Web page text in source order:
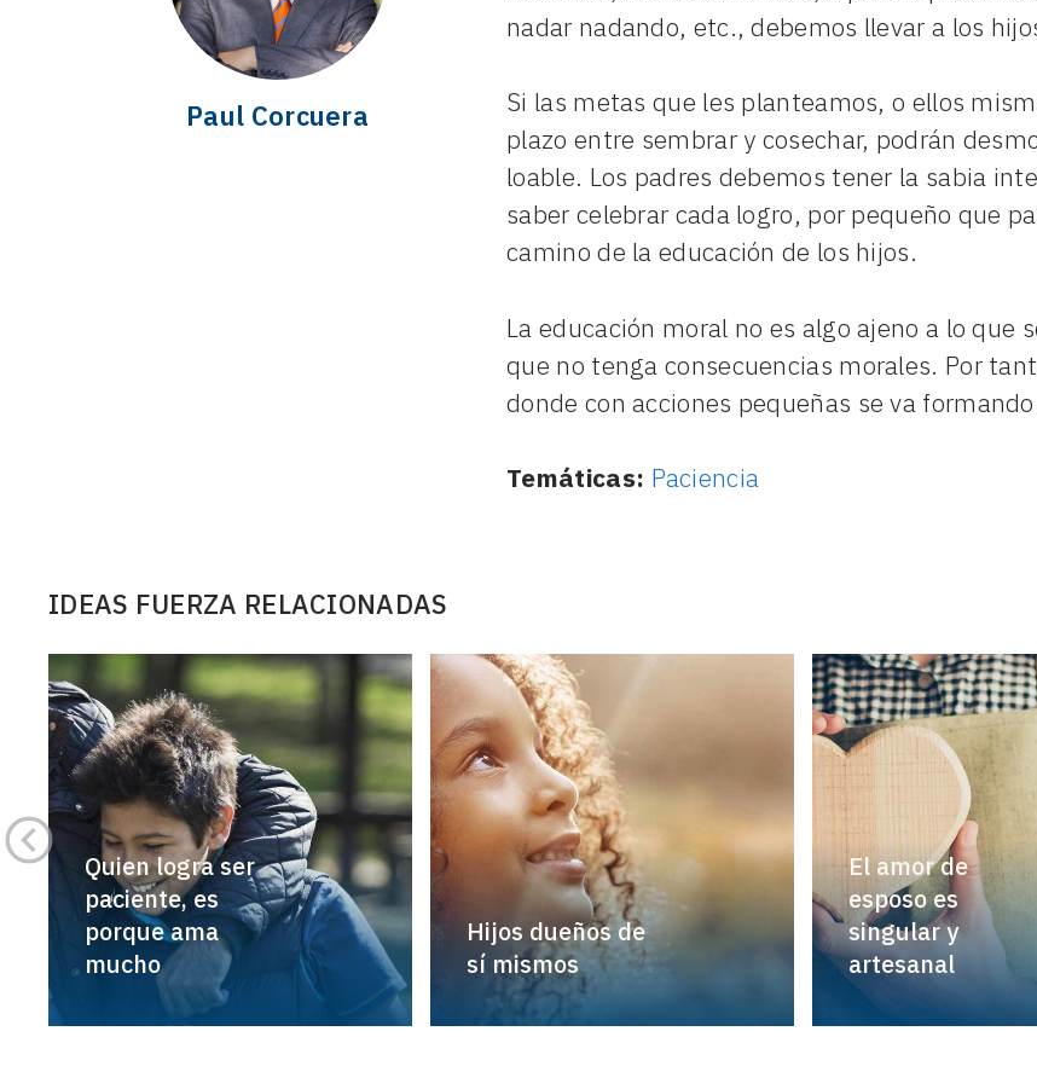
Paul Corcuera
nadar nadando, etc., debemos llevar a los
Si las metas que les planteamos, o ellos
plazo entre sembrar y cosechar, podrán
loable. Los padres debemos tener la sabia
saber celebrar cada logro, por pequeño que
camino de la educación de los hijos.
La educación moral no es algo ajeno a lo que
que no tenga consecuencias morales. Por
donde con acciones pequeñas se va
Temáticas: Paciencia
IDEAS FUERZA RELACIONADAS
Quien logra ser
paciente, es
porque ama
mucho
Hijos dueños de
sí mismos
El amor de
esposo es
singular y
artesanal